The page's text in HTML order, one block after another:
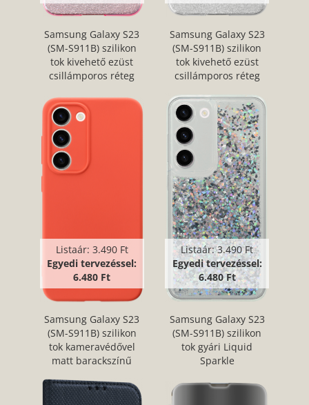
Samsung Galaxy S23
(SM-S911B) szilikon
tok kivehető ezüst
csillámporos réteg
Samsung Galaxy S23
(SM-S911B) szilikon
tok kivehető ezüst
csillámporos réteg
Listaár: 3.490 Ft
Egyedi tervezéssel:
6.480 Ft
Samsung Galaxy S23
(SM-S911B) szilikon
tok kameravédővel
matt barackszínű
Listaár:3.490 Ft
Egyedi tervezéssel:
6.480 Ft
Samsung Galaxy S23
(SM-S911B) szilikon
tok gyári Liquid
Sparkle